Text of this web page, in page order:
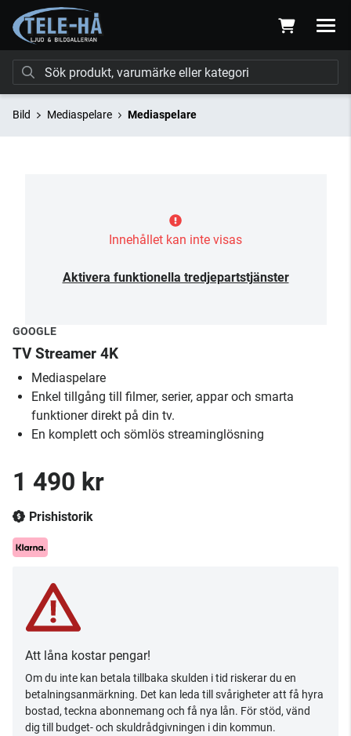
Bild Mediaspelare Mediaspelare
Innehållet kan inte visas
Aktivera funktionella tredjepartstjänster
GOOGLE
TV Streamer 4K
Mediaspelare
Enkel tillgång till filmer, serier, appar och smarta
funktioner direkt på din tv.
En komplett och sömlös streaminglösning
1 490 kr
Prishistorik
Att låna kostar pengar!
Om du inte kan betala tillbaka skulden i tid riskerar du en
betalningsanmärkning. Det kan leda till svårigheter att få hyra
bostad, teckna abonnemang och få nya lån. För stöd, vänd
dig till budget- och skuldrådgivningen i din kommun.